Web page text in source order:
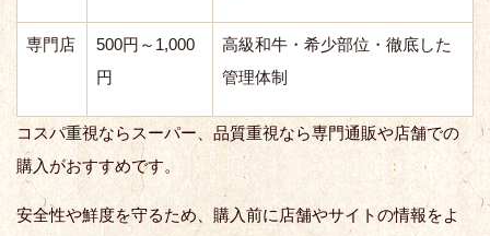
専門店
500円～1,000
円
高級和牛・希少部位・徹底した
管理体制
コスパ重視ならスーパー、品質重視なら専門通販や店舗での
購入がおすすめです。
安全性や鮮度を守るため、購入前に店舗やサイトの情報をよ